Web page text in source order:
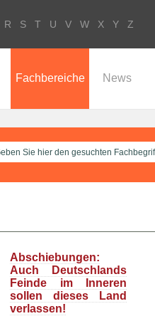
R S T U V W X Y Z
Fachbereiche News
Abschiebungen:
Auch Deutschlands
Feinde im Inneren
sollen dieses Land
verlassen!